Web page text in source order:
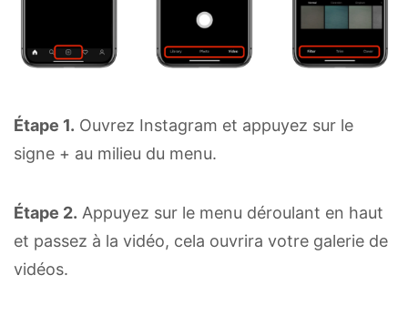
Étape 1. Ouvrez Instagram et appuyez sur le
signe + au milieu du menu.
Étape 2. Appuyez sur le menu déroulant en haut
et passez à la vidéo, cela ouvrira votre galerie de
vidéos.